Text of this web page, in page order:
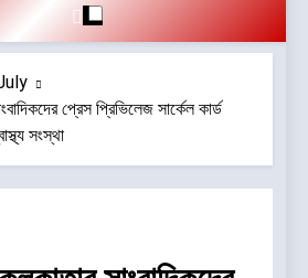
প্রেস প্রিভিলেজ সার্কেল কার্ড
সংস্থা